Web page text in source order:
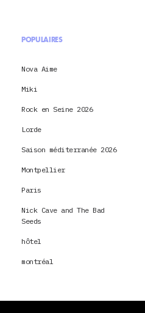
POPULAIRES
Nova Aime
Miki
Rock en Seine 2026
Lorde
Saison méditerranée 2026
Montpellier
Paris
Nick Cave and The Bad
Seeds
hôtel
montréal